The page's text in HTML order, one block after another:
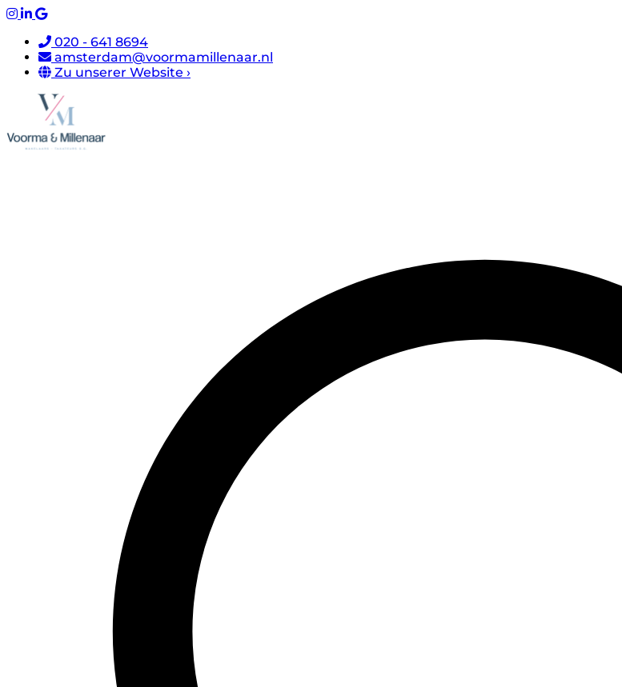
020 - 641 8694
amsterdam@voormamillenaar.nl
Zu unserer Website ›